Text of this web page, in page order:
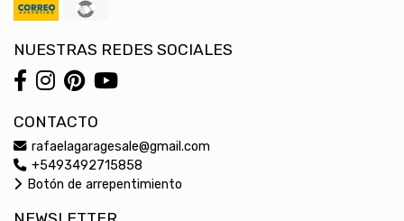
NUESTRAS REDES SOCIALES
CONTACTO
rafaelagaragesale@gmail.com
+5493492715858
Botón de arrepentimiento